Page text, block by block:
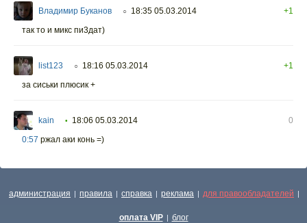
Владимир Буканов ○ 18:35 05.03.2014
+1
так то и микс пи3дат)
list123 ○ 18:16 05.03.2014
+1
за сиськи плюсик +
kain • 18:06 05.03.2014
0
0:57 ржал аки конь =)
администрация | правила | справка | реклама | для правообладателей |
оплата VIP | блог